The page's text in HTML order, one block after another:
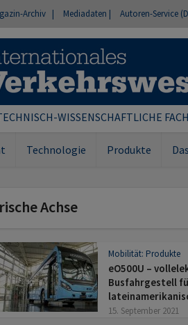
Archiv | Mediadaten | Autoren-Service
WISSENSCHAFTLICHE
Technologie Produkte
Achse
Mobilität: Produkte
eO500U –
Busfahrgestell
15. September 2021